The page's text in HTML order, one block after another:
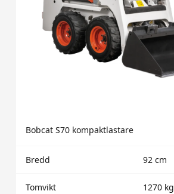
Bobcat S70 kompaktlastare
Bredd 92 cm
Tomvikt 1270 kg